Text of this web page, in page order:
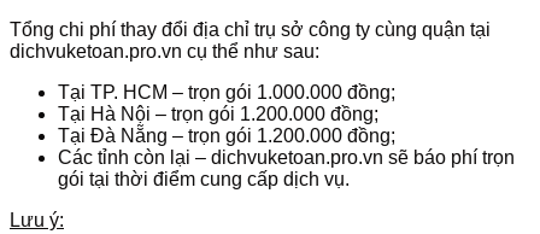
Tổng chi phí thay đổi địa chỉ trụ sở công ty cùng quận tại
dichvuketoan.pro.vn cụ thể như sau:
Tại TP. HCM – trọn gói 1.000.000 đồng;
Tại Hà Nội – trọn gói 1.200.000 đồng;
Tại Đà Nẵng – trọn gói 1.200.000 đồng;
Các tỉnh còn lại – dichvuketoan.pro.vn sẽ báo phí trọn
gói tại thời điểm cung cấp dịch vụ.
Lưu ý: